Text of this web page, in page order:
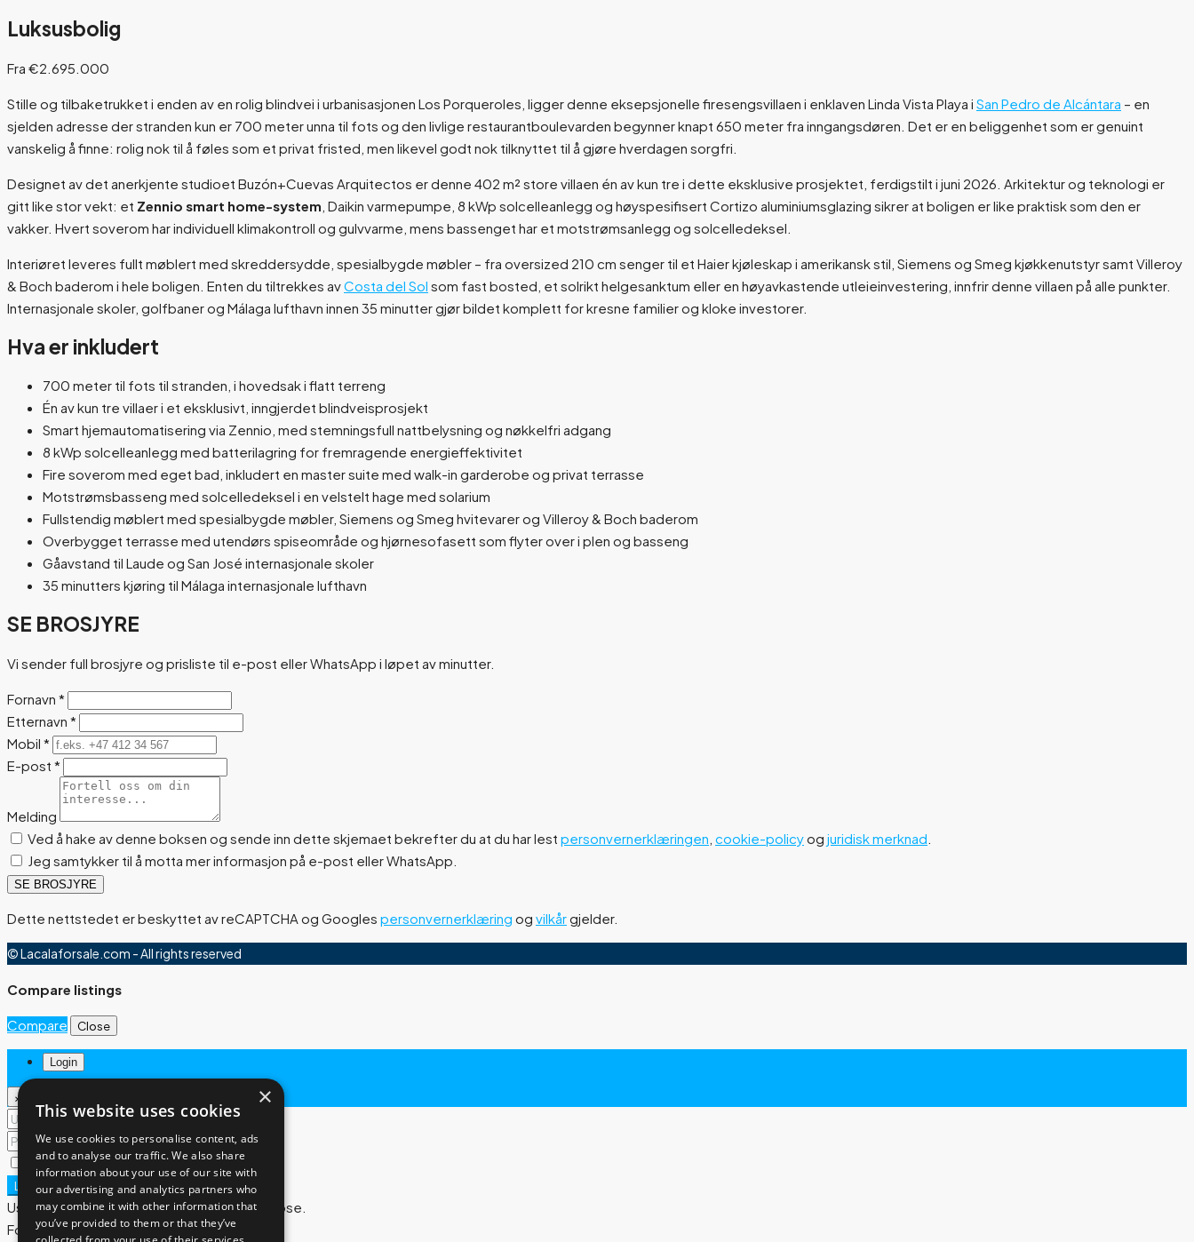
Luksusbolig
Fra €2.695.000
Stille og tilbaketrukket i enden av en rolig blindvei i urbanisasjonen Los Porqueroles, ligger denne eksepsjonelle firesengsvillaen i enklaven Linda Vista Playa i San Pedro de Alcántara – en
sjelden adresse der stranden kun er 700 meter unna til fots og den livlige restaurantboulevarden begynner knapt 650 meter fra inngangsdøren. Det er en beliggenhet som er genuint
vanskelig å finne: rolig nok til å føles som et privat fristed, men likevel godt nok tilknyttet til å gjøre hverdagen sorgfri.
Designet av det anerkjente studioet Buzón+Cuevas Arquitectos er denne 402 m² store villaen én av kun tre i dette eksklusive prosjektet, ferdigstilt i juni 2026. Arkitektur og teknologi er
gitt like stor vekt: et Zennio smart home-system , Daikin varmepumpe, 8 kWp solcelleanlegg og høyspesifisert Cortizo aluminiumsglazing sikrer at boligen er like praktisk som den er
vakker. Hvert soverom har individuell klimakontroll og gulvvarme, mens bassenget har et motstrømsanlegg og solcelledeksel.
Interiøret leveres fullt møblert med skreddersydde, spesialbygde møbler – fra oversized 210 cm senger til et Haier kjøleskap i amerikansk stil, Siemens og Smeg kjøkkenutstyr samt Villeroy
& Boch baderom i hele boligen. Enten du tiltrekkes avCosta del Sol som fast bosted, et solrikt helgesanktum eller en høyavkastende utleieinvestering, innfrir denne villaen på alle punkter.
Internasjonale skoler, golfbaner og Málaga lufthavn innen 35 minutter gjør bildet komplett for kresne familier og kloke investorer.
Hva er inkludert
700 meter til fots til stranden, i hovedsak i flatt terreng
Én av kun tre villaer i et eksklusivt, inngjerdet blindveisprosjekt
Smart hjemautomatisering via Zennio, med stemningsfull nattbelysning og nøkkelfri adgang
8 kWp solcelleanlegg med batterilagring for fremragende energieffektivitet
Fire soverom med eget bad, inkludert en master suite med walk-in garderobe og privat terrasse
Motstrømsbasseng med solcelledeksel i en velstelt hage med solarium
Fullstendig møblert med spesialbygde møbler, Siemens og Smeg hvitevarer og Villeroy & Boch baderom
Overbygget terrasse med utendørs spiseområde og hjørnesofasett som flyter over i plen og basseng
Gåavstand til Laude og San José internasjonale skoler
35 minutters kjøring til Málaga internasjonale lufthavn
SE BROSJYRE
Vi sender full brosjyre og prisliste til e-post eller WhatsApp i løpet av minutter.
Fornavn *
Etternavn *
Mobil *
E-post *
Melding
Ved å hake av denne boksen og sende inn dette skjemaet bekrefter du at du har lest personvernerklæringen cookie-policyog juridisk merknad
Jeg samtykker til å motta mer informasjon på e-post eller WhatsApp.
SE BROSJYRE
Dette nettstedet er beskyttet av reCAPTCHA og Googles personvernerklæring og vilkårgjelder.
© Lacalaforsale.com - All rights reserved
Compare listings
Compare Close
Login
×
Remember meLost your password?
Login
User registration is disabled for demo purpose.
Forgot Password
×
This website uses cookies
We use cookies to personalise content, ads
and to analyse our traffic. We also share
information about your use of our site with
our advertising and analytics partners who
may combine it with other information that
you’ve provided to them or that they’ve